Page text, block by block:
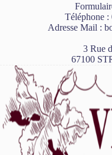
Téléphone :
Adresse Mail :
3 Rue
67100